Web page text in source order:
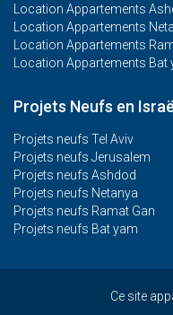
Location Appartements
Location Appartements
Location Appartements
Location Appartements Bat
Projets Neufs en Israël
Projets neufs Tel Aviv
Projets neufs Jerusalem
Projets neufs Ashdod
Projets neufs Netanya
Projets neufs Ramat Gan
Projets neufs Bat yam
Ce site